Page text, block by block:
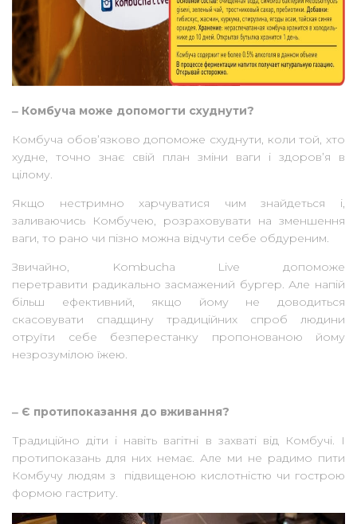
‒ Комбуча може допомогти схуднути?
Комбуча обов’язково допоможе схуднути, коли той, хто
худне, точно знає свій план зміни ваги і здоров’я в
цілому.
Якщо нестримно харчуватися чим знайдеться і,
заливаючись Комбучею, розраховувати на зменшення
ваги, то рано чи пізно можна відчути себе обдуреним.
Звичайно, Kombucha Live допоможе
перетравити радикально засмажений бургер. Але напій
більш ефективний, якщо йому не доводиться
скасовувати спадщину традиційних спроб людини
отруїти себе безперестанку пропонованою йому
незрозумілою їжею.
‒ Є протипоказання до вживання?
Традиційно діти і навіть вагітні в захваті від Комбучі. І
протипоказань для них немає. Але ми не радимо пити
Комбучу людям з підвищеною кислотністю чи гострою
формою гастриту.